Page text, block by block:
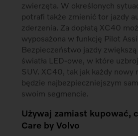
zwierzęta. W określonych
potrafi także zmienić tor jazdy
zderzenia. Za dopłatą XC40
wyposażona w funkcję Pilot
Bezpieczeństwo jazdy
światła LED-owe, w które
SUV. XC40, tak jak każdy nowy
będzie najbezpieczniejszym
swoim segmencie.
Używaj zamiast kupować,
Care by Volvo